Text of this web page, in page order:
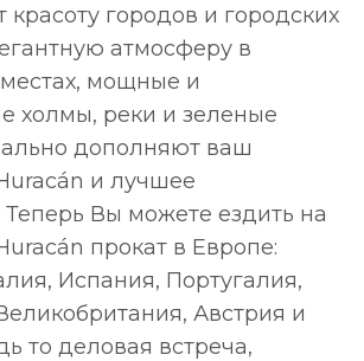
городов и городских
атмосферу в
мощные и
холмы, реки и зеленые
дополняют ваш
и лучшее
Теперь Вы можете ездить на
прокат в Европе:
Испания, Португалия,
Австрия и
то деловая встреча,